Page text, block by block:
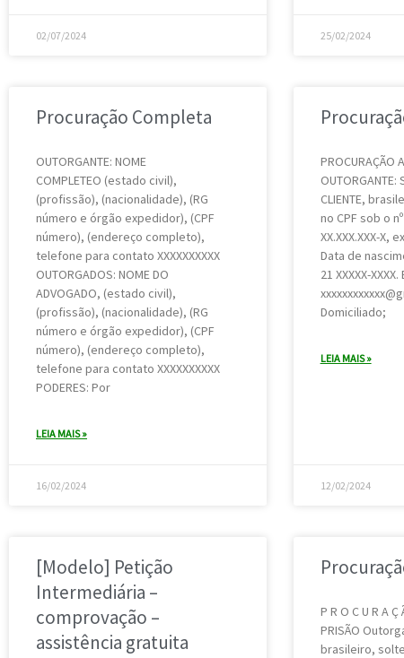
02/07/2024 25/02/2024
Procuração Completa
OUTORGANTE: NOME
COMPLETEO (estado civil),
(profissão), (nacionalidade), (RG
número e órgão expedidor), (CPF
número), (endereço completo),
telefone para contato XXXXXXXXXX
OUTORGADOS: NOME DO
ADVOGADO, (estado civil),
(profissão), (nacionalidade), (RG
número e órgão expedidor), (CPF
número), (endereço completo),
telefone para contato XXXXXXXXXX
PODERES: Por
LEIA MAIS »
16/02/2024
PROCURAÇÃO
OUTORGANTE:
CLIENTE,
no CPF sob o nº
XX.XXX.XXX-X,
Data de
21 XXXXX-
Domiciliado;
LEIA MAIS »
12/02/2024
[Modelo] Petição
Intermediária –
comprovação –
assistência gratuita
P R O C U R A Ç
PRISÃO
brasileiro,